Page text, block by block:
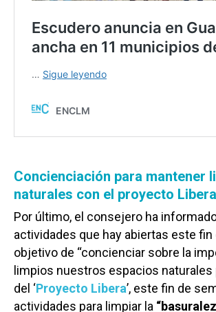
Concienciación para mantener
naturales con el proyecto Libera
Por último, el consejero ha
actividades que hay abiertas este
objetivo de “concienciar sobre la
limpios nuestros espacios naturales
del ‘Proyecto Libera’, este fin de
actividades para limpiar la